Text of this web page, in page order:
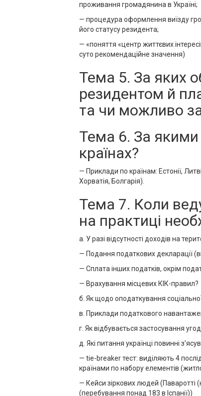
проживання громадянина в Україні;
— процедура оформлення виїзду
його статусу резидента;
— «поняття «центр життєвих
суто рекомендаційне значення)
Тема 5. За яких
резидентом й
та чи можливо
Тема 6. За якими
країнах?
— Приклади по країнам: Естонії,
Хорватія, Болгарія).
Тема 7. Коли
на практиці
а. У разі відсутності доходів на
— Подання податкових декларації
— Сплата інших податків, окрім
— Врахування місцевих КІК-правил?
б. Як щодо оподаткування
в. Приклади податкового
г. Як відбувається застосування
д. Які питання українці повинні
— tie-breaker тест: виділяють 4
країнами по набору елементів
— Кейси зіркових людей (Паваротті
(перебування понад 183 в Іспанії))